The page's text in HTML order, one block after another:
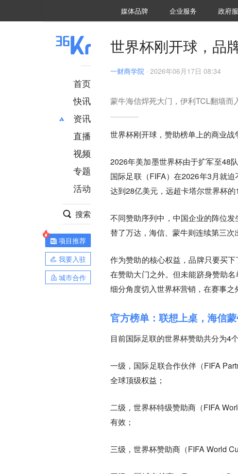
媒体品牌 36Kr研究院
企业服务 城市之
政府
首页
快讯
资讯
推荐
财经
项目推荐
安徽
直播
视频
专题
活动
搜索
项目推荐
我要入驻
城市合作
世界杯刚开球，品
一财商学院 · 2026年06月17日 08:34
蒙牛海信焊死大门，伊利TCL翻墙而
世界杯刚开球，赞助榜单上的商业战
2026年美加墨世界杯由于扩军至48
国际足联（FIFA）在2026年3月就
达到28亿美元，远超卡塔尔世界杯的
不同赞助序列中，中国企业的阵位发
替了万达，海信、蒙牛则连续第三次
作为赞助的核心权益，品牌只要买
在赞助大门之外。但未能跻身赞助
细分角度切入世界杯营销，在赛事之
官方榜单：联想上桌，海信
目前国际足联的世界杯赞助共分为4
一级，国际足联合作伙伴（FIFA
全球顶级权益；
二级，世界杯特级赞助商（FIFA
有效；
三级，世界杯赞助商（FIFA World